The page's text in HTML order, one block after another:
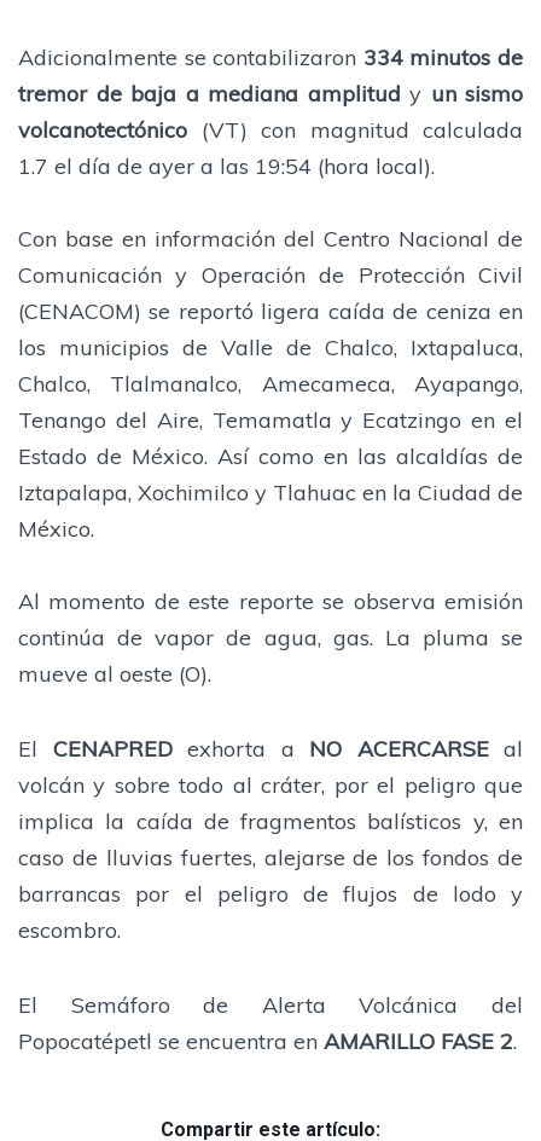
Adicionalmente se contabilizaron 334 minutos de
tremor de baja a mediana amplitud y un sismo
volcanotectónico (VT) con magnitud calculada
1.7 el día de ayer a las 19:54 (hora local).
Con base en información del Centro Nacional de
Comunicación y Operación de Protección Civil
(CENACOM) se reportó ligera caída de ceniza en
los municipios de Valle de Chalco, Ixtapaluca,
Chalco, Tlalmanalco, Amecameca, Ayapango,
Tenango del Aire, Temamatla y Ecatzingo en el
Estado de México. Así como en las alcaldías de
Iztapalapa, Xochimilco y Tlahuac en la Ciudad de
México.
Al momento de este reporte se observa emisión
continúa de vapor de agua, gas. La pluma se
mueve al oeste (O).
El CENAPREDexhorta a NO ACERCARSEal
volcán y sobre todo al cráter, por el peligro que
implica la caída de fragmentos balísticos y, en
caso de lluvias fuertes, alejarse de los fondos de
barrancas por el peligro de flujos de lodo y
escombro.
El Semáforo de Alerta Volcánica del
Popocatépetl se encuentra en AMARILLO FASE 2.
Compartir este artículo: